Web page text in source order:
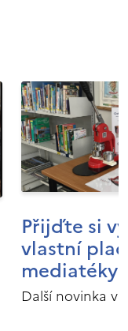
Přijďte si
vlastní
mediatéky
Další novinka v